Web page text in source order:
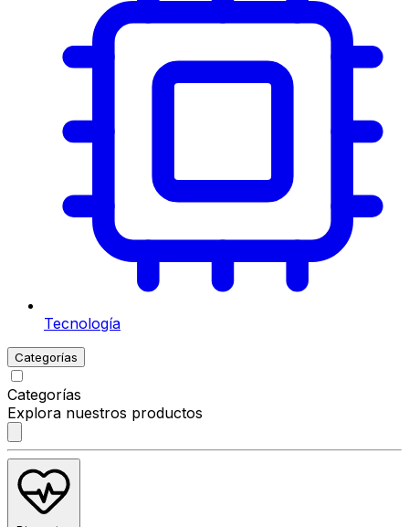
Tecnología
Categorías
Categorías
Explora nuestros productos